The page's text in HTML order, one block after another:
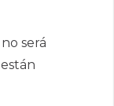
será